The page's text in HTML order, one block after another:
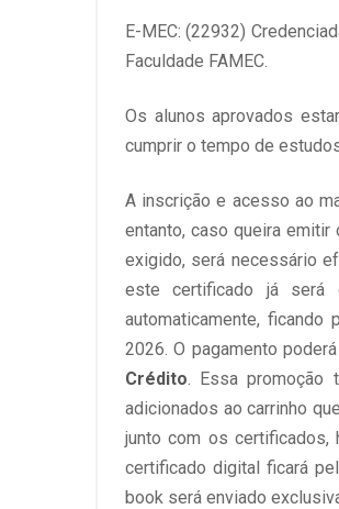
E-MEC: (22932)
Faculdade FAMEC.
Os alunos aprovados
cumprir o tempo de
A inscrição e acesso ao
entanto, caso queira
exigido, será necessário
este certificado já será
automaticamente, ficando
2026. O pagamento
Crédito . Essa
adicionados ao carrinho
junto com os certificados,
certificado digital ficará
book será enviado